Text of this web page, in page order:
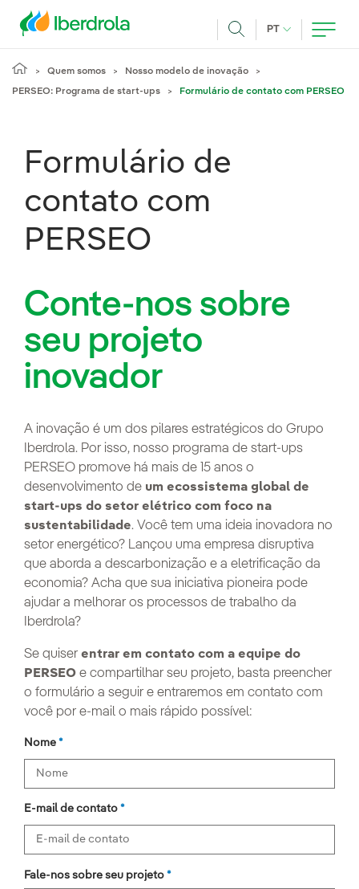
PT IDIOMA ATUAL,
Quem somos Nosso modelo de inovação
PERSEO: Programa de start-ups Formulário de contato com PERSEO
Formulário de
contato com
PERSEO
Conte-nos sobre
seu projeto
inovador
A inovação é um dos pilares estratégicos do Grupo
Iberdrola. Por isso, nosso programa de start-ups
PERSEO promove há mais de 15 anos o
desenvolvimento de um ecossistema global de
start-ups do setor elétrico com foco na
sustentabilidade. Você tem uma ideia inovadora no
setor energético? Lançou uma empresa disruptiva
que aborda a descarbonização e a eletrificação da
economia? Acha que sua iniciativa pioneira pode
ajudar a melhorar os processos de trabalho da
Iberdrola?
Se quiser entrar em contato com a equipe do
PERSEO e compartilhar seu projeto, basta preencher
o formulário a seguir e entraremos em contato com
você por e-mail o mais rápido possível:
Nome
E-mail de contato
Fale-nos sobre seu projeto